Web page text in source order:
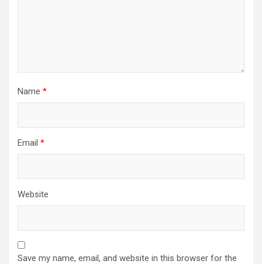
Name *
Email *
Website
Save my name, email, and website in this browser for the